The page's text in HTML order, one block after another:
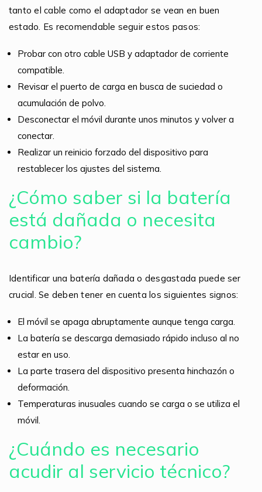
tanto el cable como el adaptador se vean en buen
estado. Es recomendable seguir estos pasos:
Probar con otro cable USB y adaptador de corriente
compatible.
Revisar el puerto de carga en busca de suciedad o
acumulación de polvo.
Desconectar el móvil durante unos minutos y volver a
conectar.
Realizar un reinicio forzado del dispositivo para
restablecer los ajustes del sistema.
¿Cómo saber si la batería
está dañada o necesita
cambio?
Identificar una batería dañada o desgastada puede ser
crucial. Se deben tener en cuenta los siguientes signos:
El móvil se apaga abruptamente aunque tenga carga.
La batería se descarga demasiado rápido incluso al no
estar en uso.
La parte trasera del dispositivo presenta hinchazón o
deformación.
Temperaturas inusuales cuando se carga o se utiliza el
móvil.
¿Cuándo es necesario
acudir al servicio técnico?